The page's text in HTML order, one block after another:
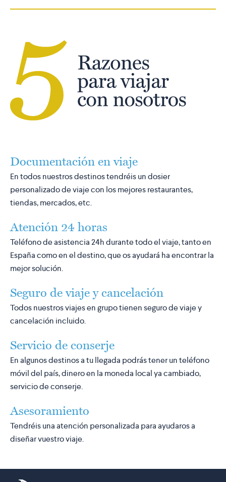
Documentación en viaje
En todos nuestros destinos tendréis un dosier
personalizado de viaje con los mejores restaurantes,
tiendas, mercados, etc.
Atención 24 horas
Teléfono de asistencia 24h durante todo el viaje, tanto en
España como en el destino, que os ayudará ha encontrar la
mejor solución.
Seguro de viaje y cancelación
Todos nuestros viajes en grupo tienen seguro de viaje y
cancelación incluido.
Servicio de conserje
En algunos destinos a tu llegada podrás tener un teléfono
móvil del país, dinero en la moneda local ya cambiado,
servicio de conserje.
Asesoramiento
Tendréis una atención personalizada para ayudaros a
diseñar vuestro viaje.